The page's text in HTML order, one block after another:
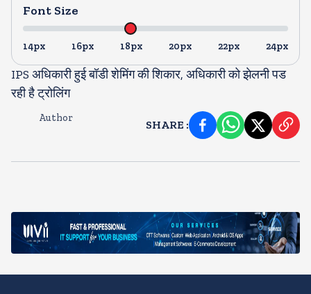
Font Size
14px 16px 18px 20px 22px 24px
IPS अधिकारी हुई बॉडी शेमिंग की शिकार, अधिकारी को झेलनी पड
रही है ट्रोलिंग
Author
SHARE :